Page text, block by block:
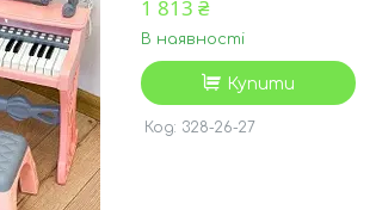
1 813 ₴
В наявності
Купити
328-26-27